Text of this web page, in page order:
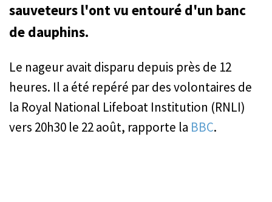
sauveteurs l'ont vu entouré d'un banc
de dauphins.
Le nageur avait disparu depuis près de 12
heures. Il a été repéré par des volontaires de
la Royal National Lifeboat Institution (RNLI)
vers 20h30 le 22 août, rapporte la BBC.